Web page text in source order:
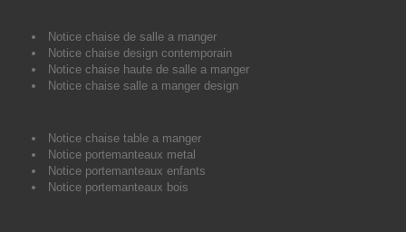
Notice chaise de salle a manger
Notice chaise design contemporain
Notice chaise haute de salle a manger
Notice chaise salle a manger design
Notice chaise table a manger
Notice portemanteaux metal
Notice portemanteaux enfants
Notice portemanteaux bois